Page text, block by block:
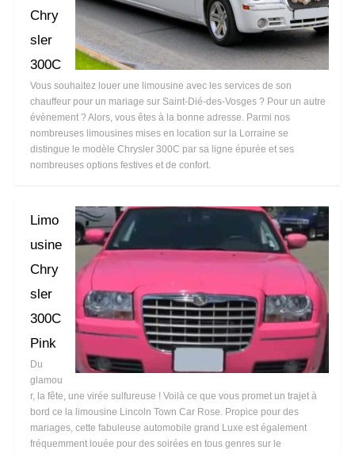
Chry
sler
300C
Vous souhaitez louer une limousine avec les services de son
chauffeur pour un mariage sur Saint-Dié-des-Vosges ? Pour un autre
évènement ? Alors, vous êtes à la bonne adresse. Parmi nos
nombreuses limousines mises en location sur la Lorraine se
distingue le modèle Chrysler 300C par sa ligne épurée et ses
nombreuses options festives et de confort.
Limo
usine
Chry
sler
300C
Pink
Du
glamou
r, la fête, une virée sulfureuse ! Voilà ce que vous promet un trajet à
bord ce la limousine Lincoln Town Car Rose. Propice pour des
mariages, cette fabuleuse automobile grand Luxe est également
fréquemment louée pour des soirées en tous genres sur le